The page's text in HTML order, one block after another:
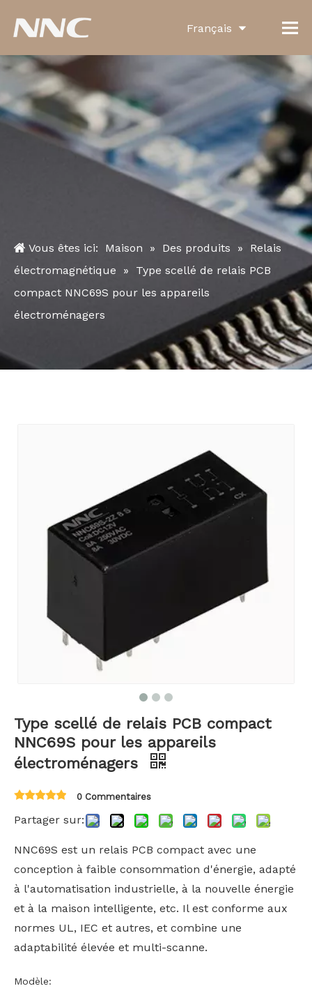
Français
English
العربية
Pусский
Español
Português
Deutsch
한국어
Türk dili
Bahasa indonesia
Vous êtes ici: Maison » Des produits »
Relais
électromagnétique
»
Type scellé de relais PCB
compact NNC69S pour les appareils
électroménagers
Type scellé de relais PCB compact
NNC69S pour les appareils
électroménagers
0 Commentaires
Partager sur:
NNC69S est un relais PCB compact avec une
conception à faible consommation d'énergie, adapté
à l'automatisation industrielle, à la nouvelle énergie
et à la maison intelligente, etc. Il est conforme aux
normes UL, IEC et autres, et combine une
adaptabilité élevée et multi-scanne.
Modèle: